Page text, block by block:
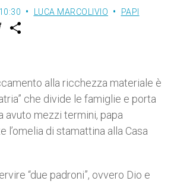
LUCA MARCOLIVIO PAPI
w
r
alla ricchezza materiale è
che divide le famiglie e porta
avuto mezzi termini, papa
l’omelia di stamattina alla Casa
“due padroni”, ovvero Dio e